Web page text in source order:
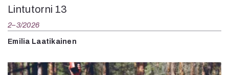
Lintutorni 13
2–3/2026
Emilia Laatikainen